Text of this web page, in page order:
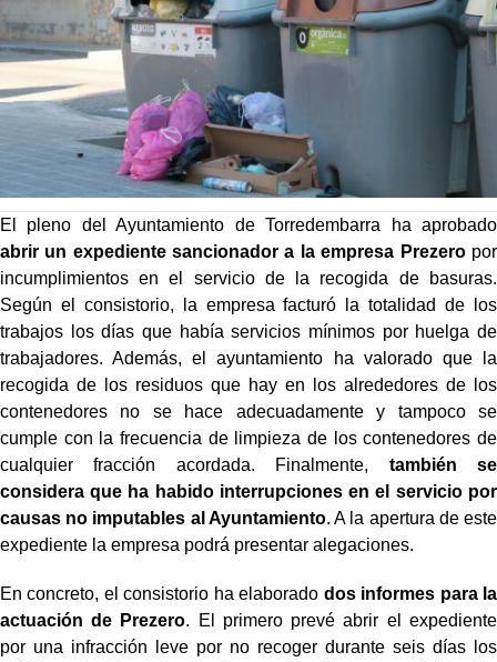
El pleno del Ayuntamiento de Torredembarra ha aprobado
abrir un expediente sancionador a la empresa Prezeropor
incumplimientos en el servicio de la recogida de basuras.
Según el consistorio, la empresa facturó la totalidad de los
trabajos los días que había servicios mínimos por huelga de
trabajadores. Además, el ayuntamiento ha valorado que la
recogida de los residuos que hay en los alrededores de los
contenedores no se hace adecuadamente y tampoco se
cumple con la frecuencia de limpieza de los contenedores de
cualquier fracción acordada. Finalmente, también se
considera que ha habido interrupciones en el servicio por
causas no imputables al Ayuntamiento. A la apertura de este
expediente la empresa podrá presentar alegaciones.
En concreto, el consistorio ha elaborado dos informes para la
actuación de Prezero. El primero prevé abrir el expediente
por una infracción leve por no recoger durante seis días los